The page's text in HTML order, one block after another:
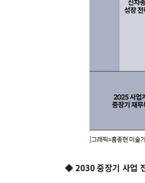
◆ 2030 중장기 사업